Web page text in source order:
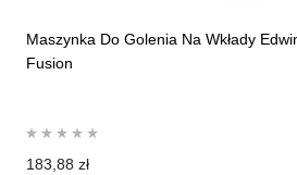
Maszynka Do Golenia Na Wkłady
Fusion
183,88 zł